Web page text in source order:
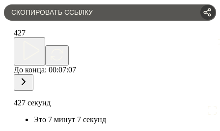
СКОПИРОВАТЬ ССЫЛКУ
427
До конца: 00:07:07
427 секунд
Это 7 минут 7 секунд